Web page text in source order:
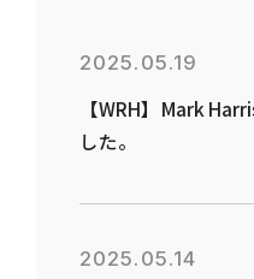
2025.05.19
【WRH】Mark
した。
2025.05.14